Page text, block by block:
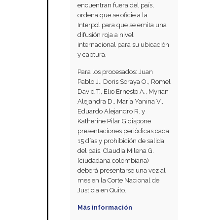
encuentran fuera del país,
ordena que se oficie a la
Interpol para que se emita una
difusión roja a nivel
internacional para su ubicación
y captura.
Para los procesados: Juan
Pablo J., Doris Soraya O., Romel
David T., Elio Ernesto A., Myrian
Alejandra D., María Yanina V.,
Eduardo Alejandro R. y
Katherine Pilar G dispone
presentaciones periódicas cada
15 días y prohibición de salida
del país. Claudia Milena G.
(ciudadana colombiana)
deberá presentarse una vez al
mes en la Corte Nacional de
Justicia en Quito.
Más información